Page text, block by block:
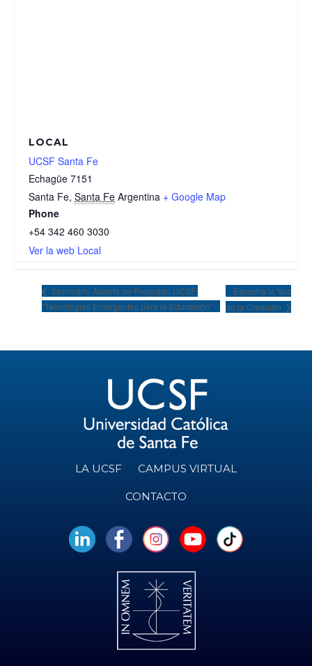
LOCAL
UCSF Santa Fe
Echagüe 7151
Santa Fe, Santa Fe Argentina + Google Map
Phone
+54 342 460 3030
Ver la web Local
Seminario Abierto de Posgrado UCSF:
“Tecnologías Emergentes para la Educación”
Escucha la Voz
de la Creación
LA UCSF CAMPUS VIRTUAL
CONTACTO